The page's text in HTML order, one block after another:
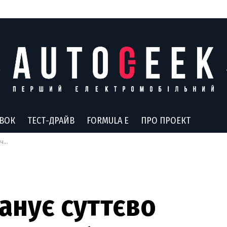
ТЕСТ-ДРАЙВ FORMULA E ПРО ПРОЕКТ
суттєво